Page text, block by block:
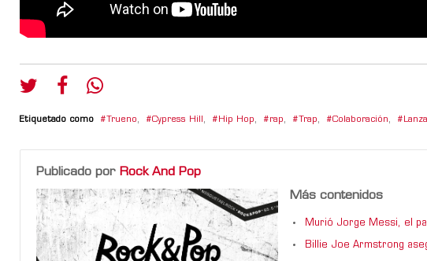
Etiquetado como Trueno, Cypress Hill, Hip Hop, rap, Trap, Colaboración,
Publicado por Rock And Pop
Más contenidos
Murió Jorge Messi, el
Billie Joe Armstrong